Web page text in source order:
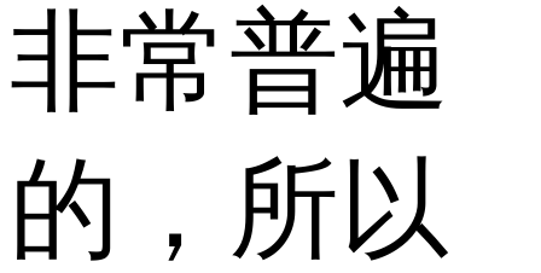
非常普遍
的，所以